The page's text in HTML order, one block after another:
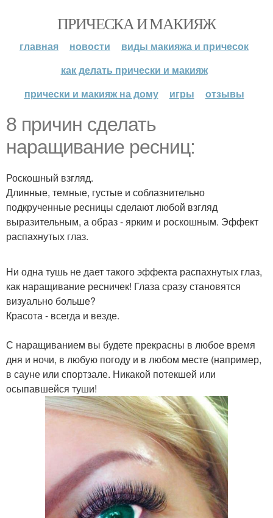
ПРИЧЕСКА И МАКИЯЖ
главная новости
виды макияжа и причесок
как делать прически и макияж
прически и макияж на дому
игры отзывы
8 причин сделать
наращивание ресниц:
Роскошный взгляд.
Длинные, темные, густые и соблазнительно
подкрученные ресницы сделают любой взгляд
выразительным, а образ - ярким и роскошным. Эффект
распахнутых глаз.
Ни одна тушь не дает такого эффекта распахнутых глаз,
как наращивание ресничек! Глаза сразу становятся
визуально больше?
Красота - всегда и везде.
С наращиванием вы будете прекрасны в любое время
дня и ночи, в любую погоду и в любом месте (например,
в сауне или спортзале. Никакой потекшей или
осыпавшейся туши!